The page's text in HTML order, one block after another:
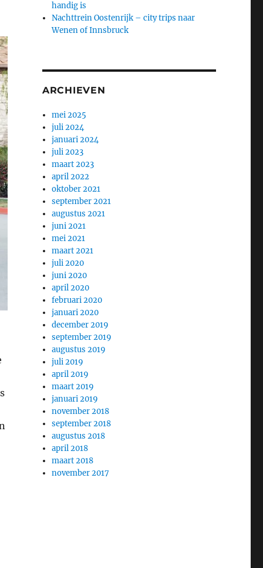
handig is
Nachttrein Oostenrijk – city trips naar
Wenen of Innsbruck
ARCHIEVEN
mei 2025
juli 2024
januari 2024
juli 2023
maart 2023
april 2022
oktober 2021
september 2021
augustus 2021
juni 2021
mei 2021
maart 2021
juli 2020
juni 2020
april 2020
februari 2020
januari 2020
december 2019
september 2019
augustus 2019
juli 2019
april 2019
maart 2019
januari 2019
november 2018
september 2018
augustus 2018
april 2018
maart 2018
november 2017